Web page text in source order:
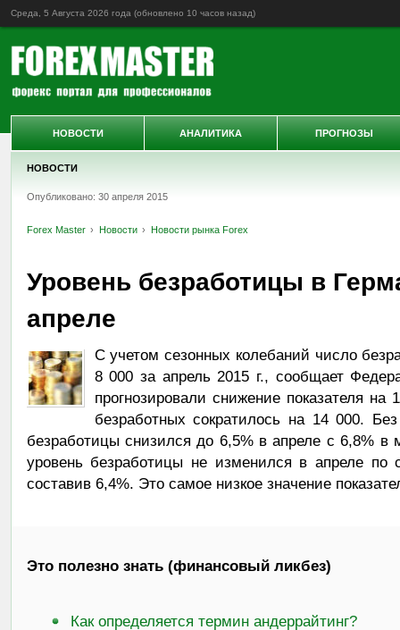
Среда, 5 Августа 2026 года (обновлено 10 часов назад)
НОВОСТИ
Опубликовано: 30 апреля 2015
Forex Master Новости Новости рынка Forex
Уровень безработицы в
апреле
С учетом сезонных колебаний число
8 000 за апрель 2015 г., сообщает
прогнозировали снижение показателя
безработных сократилось на 14 000.
безработицы снизился до 6,5% в апреле с 6,8% в
уровень безработицы не изменился в апреле
составив 6,4%. Это самое низкое значение
Это полезно знать (финансовый ликбез)
Как определяется термин андеррайтинг?
НОВОСТИ АНАЛИТИКА ПРОГНОЗЫ